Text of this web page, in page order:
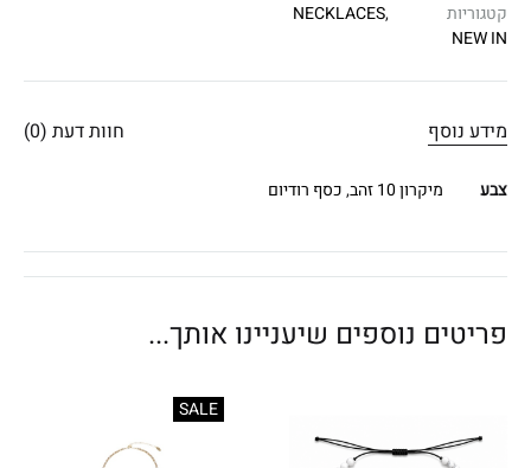
קטגוריות
NECKLACES,
NEW IN
מידע נוסף חוות דעת (0)
צבע מיקרון 10 זהב ,כסף רודיום
פריטים נוספים שיעניינו אותך...
SALE